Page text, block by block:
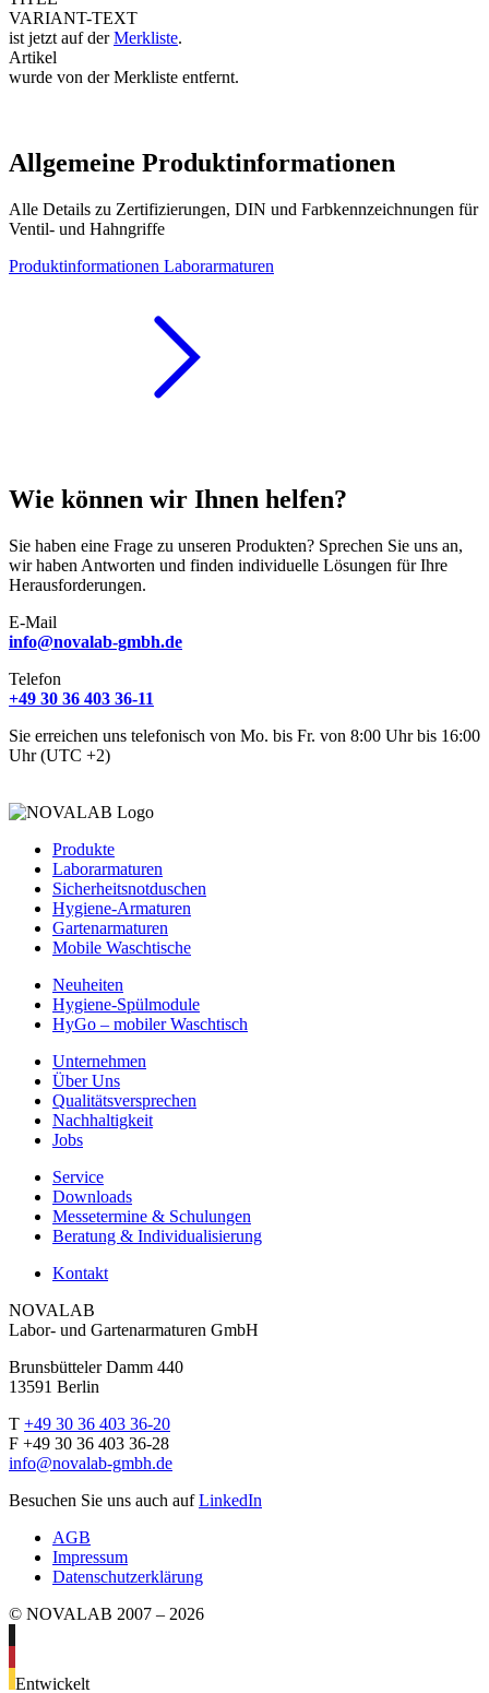
VARIANT-TEXT
ist jetzt auf derMerkliste.
Artikel
wurde von der Merkliste entfernt.
Allgemeine Produktinformationen
Alle Details zu Zertifizierungen, DIN und Farbkennzeichnungen für
Ventil- und Hahngriffe
Produktinformationen Laborarmaturen
Wie können wir Ihnen helfen?
Sie haben eine Frage zu unseren Produkten? Sprechen Sie uns an,
wir haben Antworten und finden individuelle Lösungen für Ihre
Herausforderungen.
E-Mail
info@novalab-gmbh.de
Telefon
+49 30 36 403 36-11
Sie erreichen uns telefonisch von Mo. bis Fr. von 8:00 Uhr bis 16:00
Uhr (UTC +2)
Produkte
Laborarmaturen
Sicherheitsnotduschen
Hygiene-Armaturen
Gartenarmaturen
Mobile Waschtische
Neuheiten
Hygiene-Spülmodule
HyGo – mobiler Waschtisch
Unternehmen
Über Uns
Qualitätsversprechen
Nachhaltigkeit
Jobs
Service
Downloads
Messetermine & Schulungen
Beratung & Individualisierung
Kontakt
NOVALAB
Labor- und Gartenarmaturen GmbH
Brunsbütteler Damm 440
13591 Berlin
T +49 30 36 403 36-20
F +49 30 36 403 36-28
info@novalab-gmbh.de
Besuchen Sie uns auch aufLinkedIn
AGB
Impressum
Datenschutzerklärung
© NOVALAB 2007 – 2026
Entwickelt